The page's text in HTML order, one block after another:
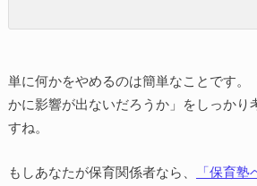
単に何かをやめるのは簡単なことです。
かに影響が出ないだろうか」をしっかり
すね。
もしあなたが保育関係者なら、 「保育塾